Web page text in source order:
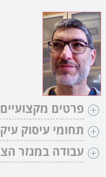
פרטים מקצועיים
תחומי עיסוק
עבודה במגזר